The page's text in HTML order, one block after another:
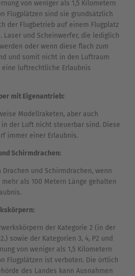
von weniger als 1,5 Kilometern
Flugplätzen sind sie grundsätzlich
der Flugbetrieb auf einem Flugplatz
Laser und Scheinwerfer, die lediglich
oder wenn diese flach zum
und somit nicht in den Luftraum
luftrechtliche Erlaubnis
mit Eigenantrieb:
Modellraketen, aber auch
in der Luft nicht steuerbar sind. Diese
immer einer Erlaubnis.
Schirmdrachen:
und Schirmdrachen, wenn
als 100 Metern Länge gehalten
der Kategorie 2 (in der
sowie der Kategorien 3, 4, P2 und
von weniger als 1,5 Kilometern
Flugplätzen ist verboten. Die örtlich
des Landes kann Ausnahmen